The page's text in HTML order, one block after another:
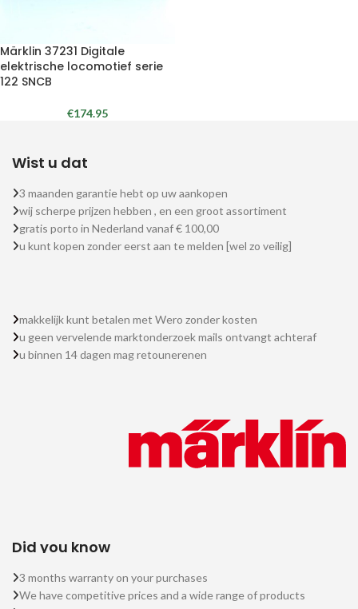
Märklin 37231 Digitale
elektrische locomotief serie
122 SNCB
€174.95
Wist u dat
3 maanden garantie hebt op uw aankopen
wij scherpe prijzen hebben , en een groot assortiment
gratis porto in Nederland vanaf € 100,00
u kunt kopen zonder eerst aan te melden [wel zo veilig]
makkelijk kunt betalen met Wero zonder kosten
u geen vervelende marktonderzoek mails ontvangt achteraf
u binnen 14 dagen mag retounerenen
Did you know
3 months warranty on your purchases
We have competitive prices and a wide range of products